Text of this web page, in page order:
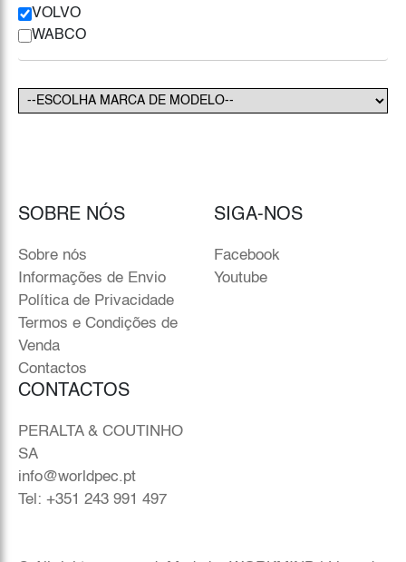
VOLVO
WABCO
SOBRE NÓS
Sobre nós
Informações de Envio
Política de Privacidade
Termos e Condições de
Venda
Contactos
SIGA-NOS
Facebook
Youtube
CONTACTOS
PERALTA & COUTINHO
SA
info@worldpec.pt
Tel: +351 243 991 497